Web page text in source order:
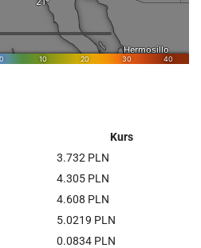
Kurs
3.732 PLN
4.305 PLN
4.608 PLN
5.0219 PLN
0.0834 PLN